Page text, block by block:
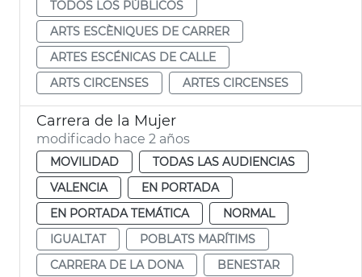
TODOS LOS PÚBLICOS
ARTS ESCÈNIQUES DE CARRER
ARTES ESCÉNICAS DE CALLE
ARTS CIRCENSES
ARTES CIRCENSES
Carrera de la Mujer
modificado hace 2 años
MOVILIDAD
TODAS LAS AUDIENCIAS
VALENCIA
EN PORTADA
EN PORTADA TEMÁTICA
NORMAL
IGUALTAT
POBLATS MARÍTIMS
CARRERA DE LA DONA
BENESTAR